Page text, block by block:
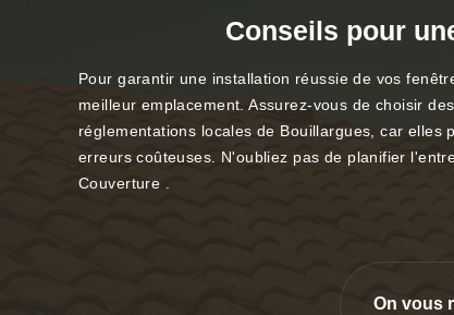
Conseils pour
Pour garantir une installation réussie de vos
meilleur emplacement. Assurez-vous de choisir
réglementations locales de Bouillargues, car
erreurs coûteuses. N'oubliez pas de planifier
Couverture .
On vous